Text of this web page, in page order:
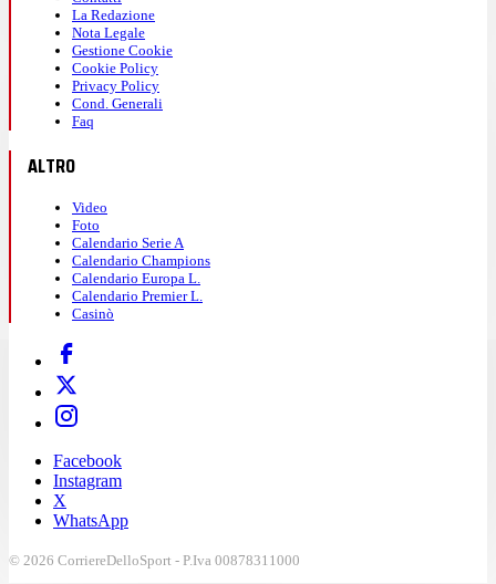
La Redazione
Nota Legale
Gestione Cookie
Cookie Policy
Privacy Policy
Cond. Generali
Faq
ALTRO
Video
Foto
Calendario Serie A
Calendario Champions
Calendario Europa L.
Calendario Premier L.
Casinò
Facebook
Instagram
X
WhatsApp
© 2026 CorriereDelloSport - P.Iva 00878311000